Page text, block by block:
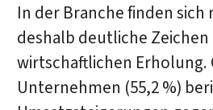
In der Branche finden
deshalb deutliche
wirtschaftlichen Erholung.
Unternehmen (55,2 %)